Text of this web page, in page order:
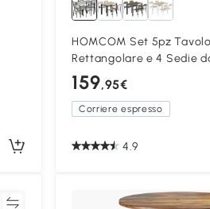
HOMCOM Set 5pz
Rettangolare e 4 Sedie
159,95€
Corriere espresso
4.9